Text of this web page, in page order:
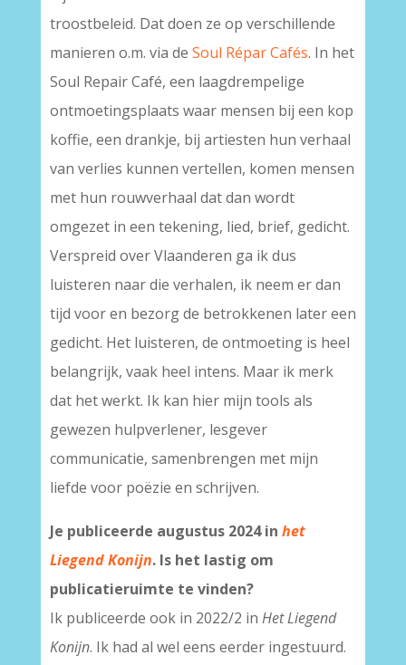
troostbeleid. Dat doen ze op verschillende
manieren o.m. via de Soul Répar Cafés. In het
Soul Repair Café, een laagdrempelige
ontmoetingsplaats waar mensen bij een kop
koffie, een drankje, bij artiesten hun verhaal
van verlies kunnen vertellen, komen mensen
met hun rouwverhaal dat dan wordt
omgezet in een tekening, lied, brief, gedicht.
Verspreid over Vlaanderen ga ik dus
luisteren naar die verhalen, ik neem er dan
tijd voor en bezorg de betrokkenen later een
gedicht. Het luisteren, de ontmoeting is heel
belangrijk, vaak heel intens. Maar ik merk
dat het werkt. Ik kan hier mijn tools als
gewezen hulpverlener, lesgever
communicatie, samenbrengen met mijn
liefde voor poëzie en schrijven.
Je publiceerde augustus 2024 in het
Liegend Konijn. Is het lastig om
publicatieruimte te vinden?
Ik publiceerde ook in 2022/2 in Het Liegend
Konijn. Ik had al wel eens eerder ingestuurd.